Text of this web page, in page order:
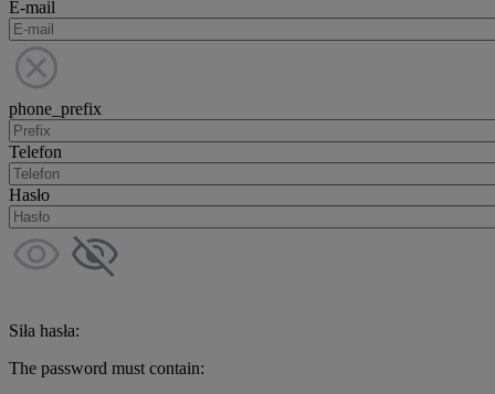
E-mail
phone_prefix
Telefon
Hasło
Siła hasła:
The password must contain: